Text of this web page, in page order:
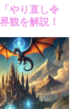
やり直し令
観を解説！